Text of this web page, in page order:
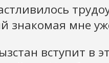
знакомая мне
вступит